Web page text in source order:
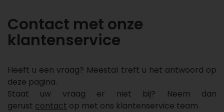
Contact met onze
klantenservice
Heeft u een vraag? Meestal treft u het antwoord op
deze pagina.
Staat uw vraag er niet bij? Neem dan
gerust contact op met ons klantenservice team.